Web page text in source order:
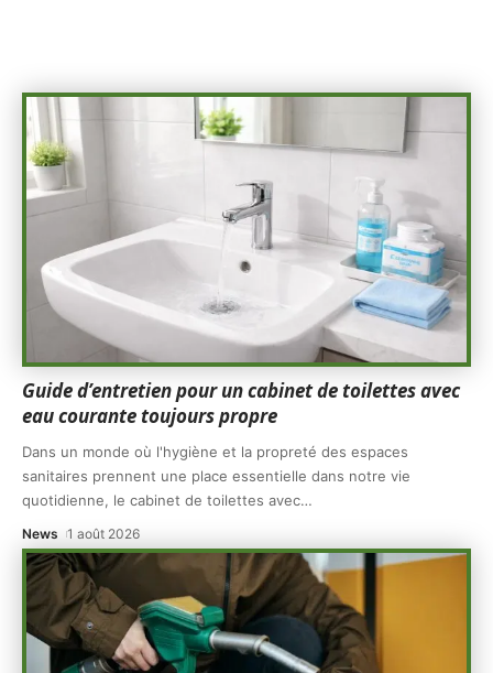
Guide d’entretien pour un cabinet de toilettes avec
eau courante toujours propre
Dans un monde où l'hygiène et la propreté des espaces
sanitaires prennent une place essentielle dans notre vie
quotidienne, le cabinet de toilettes avec…
News 1 août 2026